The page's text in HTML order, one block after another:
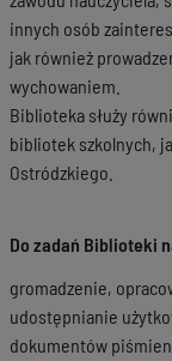
innych osób
jak również
wychowaniem.
Biblioteka służy
bibliotek szkolnych,
Ostródzkiego.
Do zadań Biblioteki
gromadzenie,
udostępnianie
dokumentów